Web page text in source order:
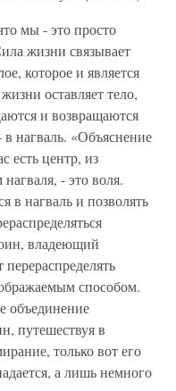
мы - это просто
жизни связывает
которое и является
оставляет тело,
и возвращаются
нагваль. «Объяснение
есть центр, из
- это воля.
в нагваль и позволять
владеющий
способом.
объединение
путешествуя в
только вот его
а лишь немного